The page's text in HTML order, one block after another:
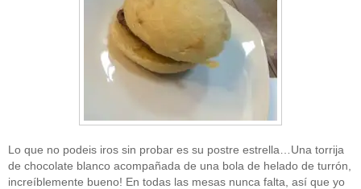
Lo que no podeis iros sin probar es su postre estrella…Una torrija
de chocolate blanco acompañada de una bola de helado de turrón,
increíblemente bueno! En todas las mesas nunca falta, así que yo